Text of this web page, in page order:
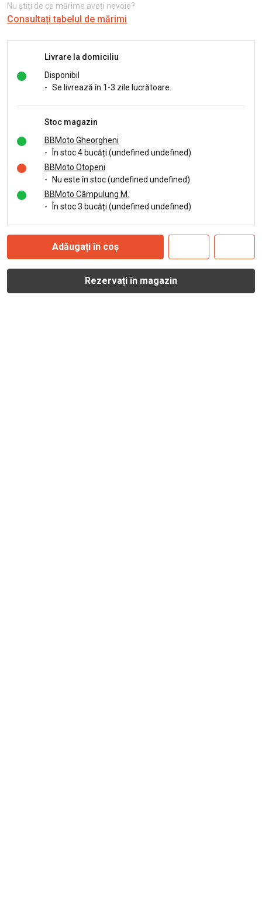
Nu știți de ce mărime aveți nevoie?
Consultați tabelul de mărimi
Livrare la domiciliu
Disponibil
- Se livrează în 1-3 zile lucrătoare.
Stoc magazin
BBMoto Gheorgheni
-
În stoc 4 bucăți (undefined undefined)
BBMoto Otopeni
- Nu este în stoc (undefined undefined)
BBMoto Câmpulung M.
-
În stoc 3 bucăți (undefined undefined)
Adăugați în coș
Rezervați în magazin